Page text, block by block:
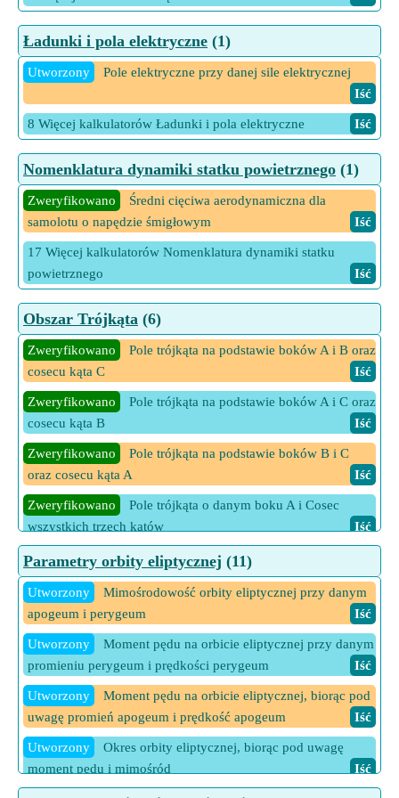
Ładunki i pola elektryczne (1)
Utworzony
Pole elektryczne przy danej sile elektrycznej
Iść
8 Więcej kalkulatorów Ładunki i pola elektryczne Iść
Nomenklatura dynamiki statku powietrznego (1)
Zweryfikowano
Średni cięciwa aerodynamiczna dla
samolotu o napędzie śmigłowym
Iść
17 Więcej kalkulatorów Nomenklatura dynamiki statku
powietrznego
Iść
Obszar Trójkąta (6)
Zweryfikowano
Pole trójkąta na podstawie boków A i B oraz
cosecu kąta C
Iść
Zweryfikowano
Pole trójkąta na podstawie boków A i C oraz
cosecu kąta B
Iść
Zweryfikowano
Pole trójkąta na podstawie boków B i C
oraz cosecu kąta A
Iść
Zweryfikowano
Pole trójkąta o danym boku A i Cosec
wszystkich trzech kątów
Iść
Zweryfikowano
Pole trójkąta o danym boku B i Cosec
wszystkich trzech kątów
Iść
Zweryfikowano
14 Więcej kalkulatorów Obszar Trójkąta Iść
Parametry orbity eliptycznej (11)
Utworzony
Mimośrodowość orbity eliptycznej przy danym
apogeum i perygeum
Iść
Utworzony
Moment pędu na orbicie eliptycznej przy danym
promieniu perygeum i prędkości perygeum
Iść
Utworzony
Moment pędu na orbicie eliptycznej, biorąc pod
uwagę promień apogeum i prędkość apogeum
Iść
Utworzony
Okres orbity eliptycznej, biorąc pod uwagę
moment pędu i mimośród
Iść